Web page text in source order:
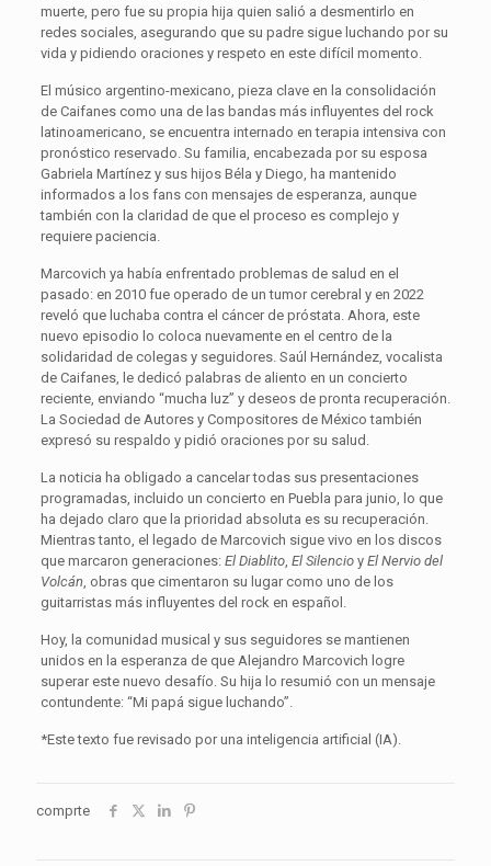
muerte, pero fue su propia hija quien salió a desmentirlo en
redes sociales, asegurando que su padre sigue luchando por su
vida y pidiendo oraciones y respeto en este difícil momento.
El músico argentino-mexicano, pieza clave en la consolidación
de Caifanes como una de las bandas más influyentes del rock
latinoamericano, se encuentra internado en terapia intensiva con
pronóstico reservado. Su familia, encabezada por su esposa
Gabriela Martínez y sus hijos Béla y Diego, ha mantenido
informados a los fans con mensajes de esperanza, aunque
también con la claridad de que el proceso es complejo y
requiere paciencia.
Marcovich ya había enfrentado problemas de salud en el
pasado: en 2010 fue operado de un tumor cerebral y en 2022
reveló que luchaba contra el cáncer de próstata. Ahora, este
nuevo episodio lo coloca nuevamente en el centro de la
solidaridad de colegas y seguidores. Saúl Hernández, vocalista
de Caifanes, le dedicó palabras de aliento en un concierto
reciente, enviando “mucha luz” y deseos de pronta recuperación.
La Sociedad de Autores y Compositores de México también
expresó su respaldo y pidió oraciones por su salud.
La noticia ha obligado a cancelar todas sus presentaciones
programadas, incluido un concierto en Puebla para junio, lo que
ha dejado claro que la prioridad absoluta es su recuperación.
Mientras tanto, el legado de Marcovich sigue vivo en los discos
que marcaron generaciones: El Diablito, El Silencioy El Nervio del
Volcán, obras que cimentaron su lugar como uno de los
guitarristas más influyentes del rock en español.
Hoy, la comunidad musical y sus seguidores se mantienen
unidos en la esperanza de que Alejandro Marcovich logre
superar este nuevo desafío. Su hija lo resumió con un mensaje
contundente: “Mi papá sigue luchando”.
*Este texto fue revisado por una inteligencia artificial (IA).
comprte